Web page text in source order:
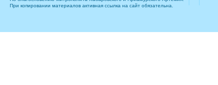
При копировании материалов активная ссылка на сайт обязательна.